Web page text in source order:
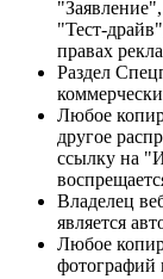
"Тест-
правах
Раздел
Любое
другое
ссылку на
Владелец
является
Любое
фотографий